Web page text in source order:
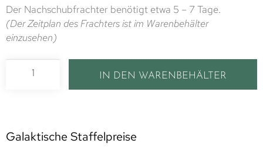
Der Nachschubfrachter benötigt etwa 5 – 7 Tage.
(Der Zeitplan des Frachters ist im Warenbehälter
einzusehen)
IN DEN WARENBEHÄLTER
Galaktische Staffelpreise